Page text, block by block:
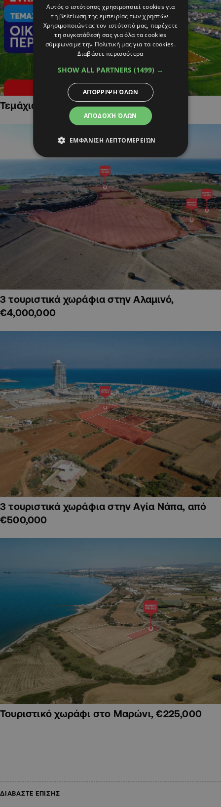
Τεμάχια Γης σε Οικιστικές Περιοχές
3 τουριστικά χωράφια στην Αλαμινό,
€4,000,000
3 τουριστικά χωράφια στην Αγία Νάπα, από
€500,000
Τουριστικό χωράφι στο Μαρώνι, €225,000
ΔΙΑΒΑΣΤΕ ΕΠΙΣΗΣ
Αυτός ο ιστότοπος χρησιμοποιεί cookies για
τη βελτίωση της εμπειρίας των χρηστών.
Χρησιμοποιώντας τον ιστότοπό μας, παρέχετε
τη συγκατάθεσή σας για όλα τα cookies
σύμφωνα με την Πολιτική μας για τα cookies.
Διαβάστε περισσότερα
SHOW ALL PARTNERS (1499) →
ΑΠΟΔΟΧΉ ΌΛΩΝ
ΑΠΌΡΡΙΨΗ ΌΛΩΝ
ΕΜΦΆΝΙΣΗ ΛΕΠΤΟΜΕΡΕΙΏΝ